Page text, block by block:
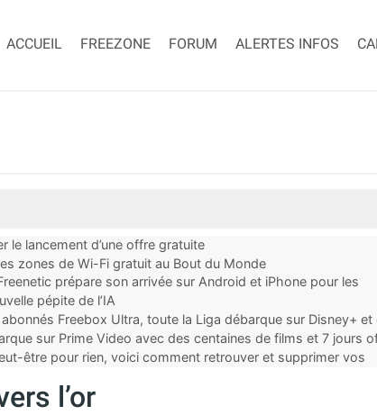
ACCUEIL FREEZONE FORUM ALERTES INFOS
le lancement d’une offre gratuite
zones de Wi-Fi gratuit au Bout du Monde
prépare son arrivée sur Android et iPhone pour les
la
pépite de l’IA
Freebox Ultra, toute la Liga débarque sur Disney+ et
sur Prime Video avec des centaines de films et 7 jours
être pour rien, voici comment retrouver et supprimer vos
l’or